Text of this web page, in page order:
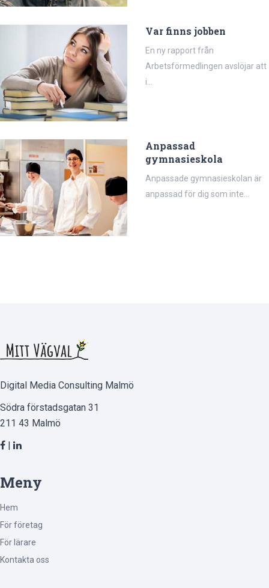
Var finns jobben
En ny rapport från
Arbetsförmedlingen avslöjar att
i...
Anpassad
gymnasieskola
Anpassade gymnasieskolan är
anpassad för dig som inte...
Digital Media Consulting Malmö
Södra förstadsgatan 31
211 43 Malmö
|
Meny
Hem
För företag
För lärare
Kontakta oss